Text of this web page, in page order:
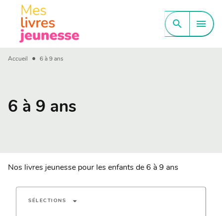
MENU CONTENU
PIED DE PAGE
search menu
Accueil • 6 à 9 ans
6 à 9 ans
Nos livres jeunesse pour les enfants de 6 à 9 ans
SÉLECTIONS arrow_drop_down